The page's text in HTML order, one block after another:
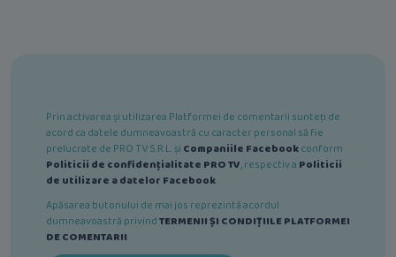
Prin activarea și utilizarea Platformei de comentarii sunteți de
acord ca datele dumneavoastră cu caracter personal să fie
prelucrate de PRO TV S.R.L. și Companiile Facebookconform
Politicii de confidențialitate PRO TV, respectiv a Politicii
de utilizare a datelor Facebook.
Apăsarea butonului de mai jos reprezintă acordul
dumneavoastră privindTERMENII ȘI CONDIȚIILE PLATFORMEI
DE COMENTARII.